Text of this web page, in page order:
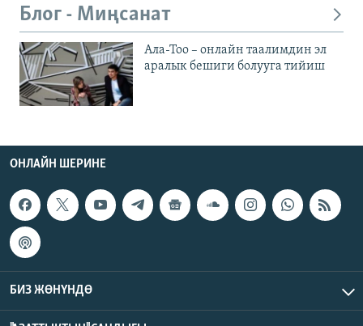
Блог - Миңсанат
Ала-Тоо – онлайн таалимдин эл
аралык бешиги болууга тийиш
ОНЛАЙН ШЕРИНЕ
БИЗ ЖӨНҮНДӨ